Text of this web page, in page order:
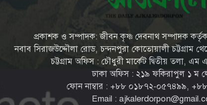
প্রকাশক ও সম্পাদক: জীবন কৃষ্ণ দেবনাথ সম্পাদক কর্তৃক
নবাব সিরাজউদ্দৌলা রোড, চন্দনপুরা কোতোয়ালী চট্টগ্রাম
চট্টগ্রাম অফিস : চৌধুরী মার্কেট দ্বিতীয় তলা,
ঢাকা অফিস : ২১৯ ফকিরাপুল ১ ম
ফোন নাম্বার : ‪+৮৮ ০১৮৭২-০৫৭৪৯৯‬,
Email :